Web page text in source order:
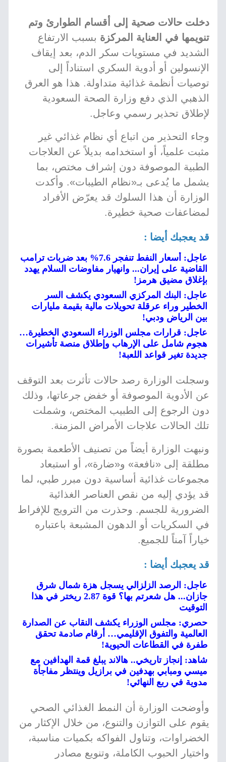
دخلت حالات صحية إلى أقسام الطوارئ وتم
تنويمها في العناية المركزة بسبب الارتفاع
الشديد في مستويات سكر الدم، بعد إيقاف
الإنسولين أو أدوية السكري استناداً إلى
توصيات أنظمة غذائية متداولة. هذا هو العرق
الذهبي الذي دفع وزارة الصحة السعودية
لإطلاق تحذير رسمي وعاجل.
وجاء التحذير من اتباع أي نظام غذائي غير
مثبت علمياً، أو استخدامه بديلاً عن العلاجات
الطبية الموصوفة دون إشراف مختص، بما
يشمل ما يُدعى بـ«نظام الطيبات». وأكدت
الوزارة أن هذا السلوك قد يعرّض الأفراد
لمضاعفات صحية خطيرة.
قد يعجبك أيضا :
عاجل: أسعار النفط تنفجر 7.6% بعد ضربات ترامب
القاضية على إيران... وانهيار مفاوضات السلام يهدد
بإغلاق مضيق هرمز!
عاجل: البنك المركزي السعودي يكشف السر
الخطير وراء عرقلة تحويلات مالية بقيمة مليارات
بين الرياض ودبي!
عاجل: قرارات مجلس الوزراء السعودي الخطيرة…
هجوم شامل على الإرهاب وإطلاق منصة تأشيرات
جديدة تغير قواعد اللعبة!
وسجلت الوزارة رصد حالات تأثرت بعد التوقف
عن الأدوية الموصوفة أو خفض جرعاتها، وذلك
دون الرجوع إلى الطبيب المختص، وشملت
تلك الحالات علاجات الأمراض المزمنة.
ونبهت الوزارة أيضاً من تصنيف الأطعمة بصورة
مطلقة إلى «نافعة» و«ضارة»، أو استبعاد
مجموعات غذائية أساسية دون مبرر طبي، لما
قد يؤدي إليه من نقص العناصر الغذائية
الضرورية للجسم. وحذرت من الترويج للإفراط
في السكريات أو الدهون المشبعة باعتباره
خياراً آمناً للجميع.
قد يعجبك أيضا :
عاجل: الرصد الزلزالي يسجل هزة شمال شرق
جازان... هل شعرتم بها؟ قوة 2.87 ريختر في هذا
التوقيت
حصري: مجلس الوزراء يكشف النقاب عن الصدارة
العالمية والتفوق الإقليمي… أرقام صادمة تحقق
طفرة في القطاعات الحيوية!
شاهد: إنجاز تاريخي.. هالاند يبلغ قمة الهدافين مع
ميسي ومبابي بهدفين في برازيل وينتظر مفاجأة
مدوية في ربع النهائي!
وأوضحت الوزارة أن النمط الغذائي الصحي
يقوم على التوازن والتنوع، من خلال الإكثار من
الخضراوات، وتناول الفواكه بكميات مناسبة،
واختيار الحبوب الكاملة، وتنويع مصادر